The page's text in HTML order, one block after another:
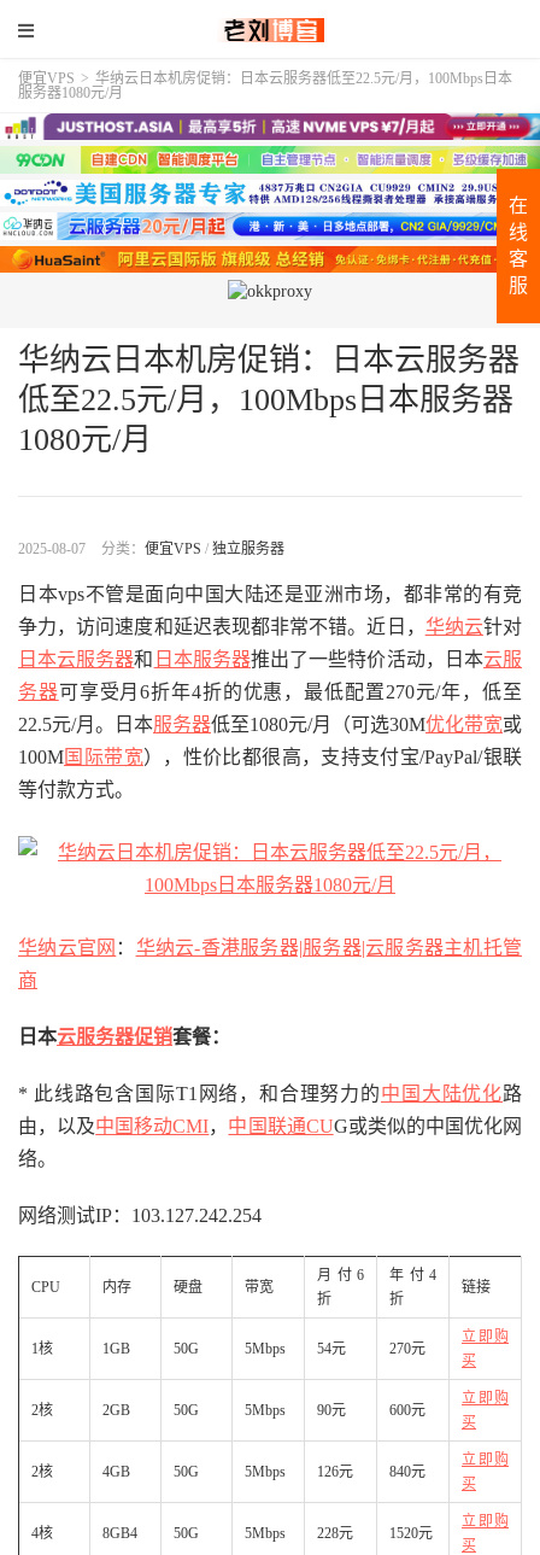
便宜VPS > 华纳云日本机房促销：日本云服务器低至22.5元/月，100Mbps日本
服务器1080元/月
华纳云日本机房促销：日本云服务器
低至22.5元/月，100Mbps日本服务器
1080元/月
2025-08-07 分类： 便宜VPS / 独立服务器
日本vps不管是面向中国大陆还是亚洲市场，都非常的有竞
争力，访问速度和延迟表现都非常不错。近日， 华纳云针对
日本云服务器和 日本服务器推出了一些特价活动，日本云服
务器可享受月6折年4折的优惠，最低配置270元/年，低至
22.5元/月。日本服务器低至1080元/月（可选30M优化带宽或
100M国际带宽），性价比都很高，支持支付宝/PayPal/银联
等付款方式。
华纳云官网 ： 华纳云-香港服务器|服务器|云服务器主机托管
商
日本云服务器促销套餐：
* 此线路包含国际T1网络，和合理努力的中国大陆优化路
由，以及中国移动CMI， 中国联通CUG或类似的中国优化网
络。
网络测试IP：103.127.242.254
CPU 内存 硬盘 带宽
月付6
折
年付4
折
链接
1核 1GB 50G 5Mbps 54元 270元
立即购
买
2核 2GB 50G 5Mbps 90元 600元
立即购
买
2核 4GB 50G 5Mbps 126元 840元
立即购
买
4核 8GB4 50G 5Mbps 228元 1520元
立即购
买
在
线
客
服